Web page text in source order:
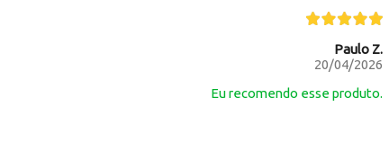
Paulo Z.
20/04/2026
Eu recomendo esse produto.